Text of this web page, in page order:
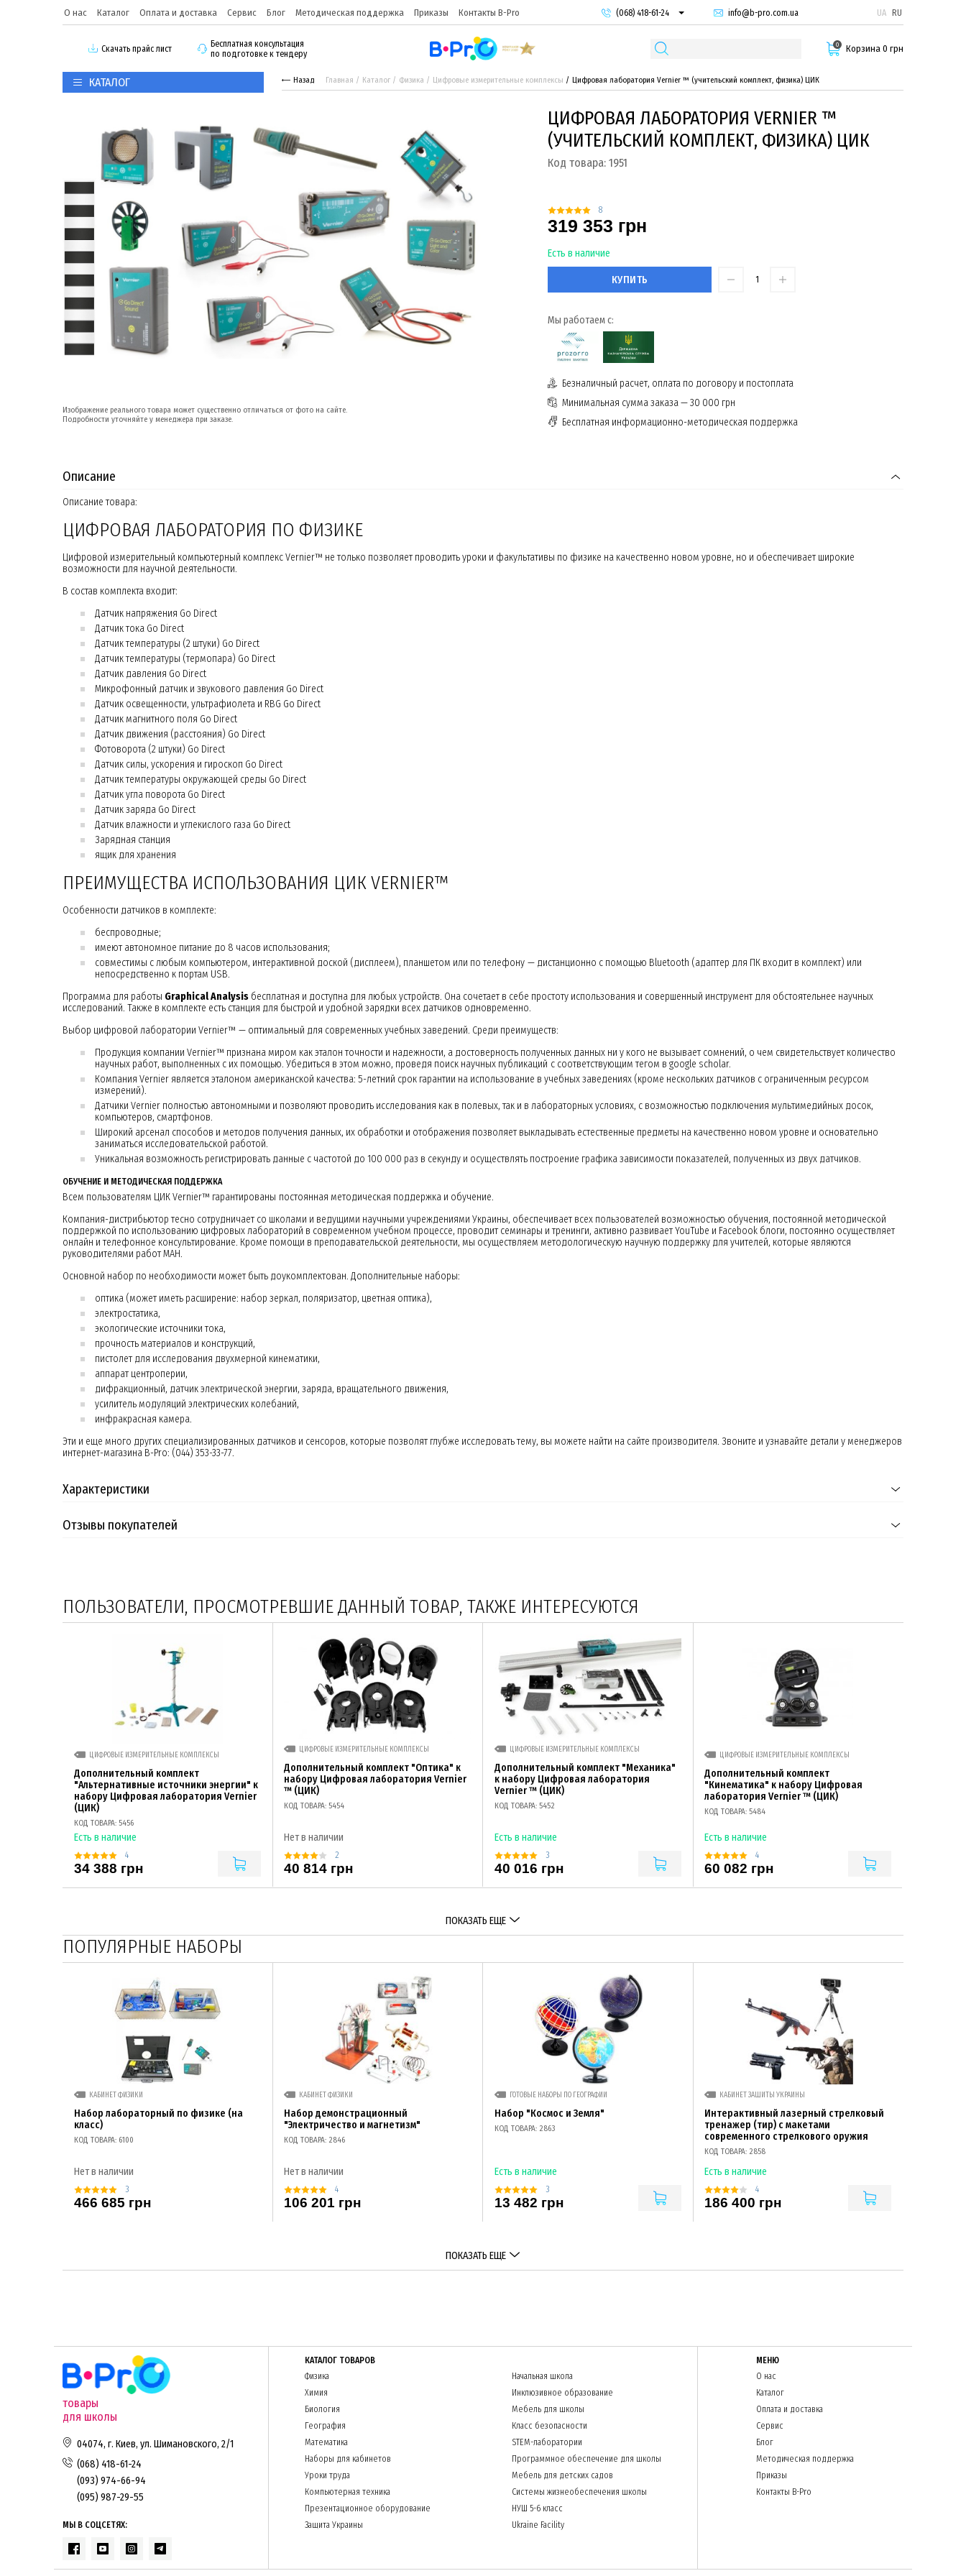
О нас Каталог Оплата и доставка Сервис Блог Методическая поддержка Приказы Контакты B-Pro
(068) 418-61-24
(095) 987-29-55
info@b-pro.com.ua UA RU
Скачать прайс лист
Бесплатная консультация
по подготовке к тендеру
0 Корзина 0 грн
КАТАЛОГ Назад Главная Каталог Физика Цифровые измерительные комплексы Цифровая лаборатория Vernier ™ (учительский комплект, физика) ЦИК
Изображение реального товара может существенно отличаться от фото на сайте.
Подробности уточняйте у менеджера при заказе.
ЦИФРОВАЯ ЛАБОРАТОРИЯ VERNIER ™
(УЧИТЕЛЬСКИЙ КОМПЛЕКТ, ФИЗИКА) ЦИК
Код товара: 1951
8
319 353 грн
Есть в наличие
КУПИТЬ
Мы работаем с:
Безналичный расчет, оплата по договору и постоплата
Минимальная сумма заказа — 30 000 грн
Бесплатная информационно-методическая поддержка
Описание
Описание товара:
ЦИФРОВАЯ ЛАБОРАТОРИЯ ПО ФИЗИКЕ
Цифровой измерительный компьютерный комплекс Vernier™ не только позволяет проводить уроки и факультативы по физике на качественно новом уровне, но и обеспечивает широкие
возможности для научной деятельности.
В состав комплекта входит:
Датчик напряжения Go Direct
Датчик тока Go Direct
Датчик температуры (2 штуки) Go Direct
Датчик температуры (термопара) Go Direct
Датчик давления Go Direct
Микрофонный датчик и звукового давления Go Direct
Датчик освещенности, ультрафиолета и RBG Go Direct
Датчик магнитного поля Go Direct
Датчик движения (расстояния) Go Direct
Фотоворота (2 штуки) Go Direct
Датчик силы, ускорения и гироскоп Go Direct
Датчик температуры окружающей среды Go Direct
Датчик угла поворота Go Direct
Датчик заряда Go Direct
Датчик влажности и углекислого газа Go Direct
Зарядная станция
ящик для хранения
ПРЕИМУЩЕСТВА ИСПОЛЬЗОВАНИЯ ЦИК VERNIER™
Особенности датчиков в комплекте:
беспроводные;
имеют автономное питание до 8 часов использования;
совместимы с любым компьютером, интерактивной доской (дисплеем), планшетом или по телефону — дистанционно с помощью Bluetooth (адаптер для ПК входит в комплект) или
непосредственно к портам USB.
Программа для работы Graphical Analysis бесплатная и доступна для любых устройств. Она сочетает в себе простоту использования и совершенный инструмент для обстоятельнее научных
исследований. Также в комплекте есть станция для быстрой и удобной зарядки всех датчиков одновременно.
Выбор цифровой лаборатории Vernier™ — оптимальный для современных учебных заведений. Среди преимуществ:
Продукция компании Vernier™ признана миром как эталон точности и надежности, а достоверность полученных данных ни у кого не вызывает сомнений, о чем свидетельствует количество
научных работ, выполненных с их помощью. Убедиться в этом можно, проведя поиск научных публикаций с соответствующим тегом в google scholar.
Компания Vernier является эталоном американской качества: 5-летний срок гарантии на использование в учебных заведениях (кроме нескольких датчиков с ограниченным ресурсом
измерений).
Датчики Vernier полностью автономными и позволяют проводить исследования как в полевых, так и в лабораторных условиях, с возможностью подключения мультимедийных досок,
компьютеров, смартфонов.
Широкий арсенал способов и методов получения данных, их обработки и отображения позволяет выкладывать естественные предметы на качественно новом уровне и основательно
заниматься исследовательской работой.
Уникальная возможность регистрировать данные с частотой до 100 000 раз в секунду и осуществлять построение графика зависимости показателей, полученных из двух датчиков.
ОБУЧЕНИЕ И МЕТОДИЧЕСКАЯ ПОДДЕРЖКА
Всем пользователям ЦИК Vernier™ гарантированы постоянная методическая поддержка и обучение.
Компания-дистрибьютор тесно сотрудничает со школами и ведущими научными учреждениями Украины, обеспечивает всех пользователей возможностью обучения, постоянной методической
поддержкой по использованию цифровых лабораторий в современном учебном процессе, проводит семинары и тренинги, активно развивает YouTube и Facebook блоги, постоянно осуществляет
онлайн и телефонное консультирование. Кроме помощи в преподавательской деятельности, мы осуществляем методологическую научную поддержку для учителей, которые являются
руководителями работ МАН.
Основной набор по необходимости может быть доукомплектован. Дополнительные наборы:
оптика (может иметь расширение: набор зеркал, поляризатор, цветная оптика),
электростатика,
экологические источники тока,
прочность материалов и конструкций,
пистолет для исследования двухмерной кинематики,
аппарат центроперии,
дифракционный, датчик электрической энергии, заряда, вращательного движения,
усилитель модуляций электрических колебаний,
инфракрасная камера.
Эти и еще много других специализированных датчиков и сенсоров, которые позволят глубже исследовать тему, вы можете найти на сайте производителя. Звоните и узнавайте детали у менеджеров
интернет-магазина B-Pro: (044) 353-33-77.
Характеристики
Отзывы покупателей
ПОЛЬЗОВАТЕЛИ, ПРОСМОТРЕВШИЕ ДАННЫЙ ТОВАР, ТАКЖЕ ИНТЕРЕСУЮТСЯ
ЦИФРОВЫЕ ИЗМЕРИТЕЛЬНЫЕ КОМПЛЕКСЫ
Дополнительный комплект
"Альтернативные источники энергии" к
набору Цифровая лаборатория Vernier
(ЦИК)
КОД ТОВАРА: 5456
Есть в наличие
4
34 388 грн
ЦИФРОВЫЕ ИЗМЕРИТЕЛЬНЫЕ КОМПЛЕКСЫ
Дополнительный комплект "Оптика" к
набору Цифровая лаборатория Vernier
™ (ЦИК)
КОД ТОВАРА: 5454
Нет в наличии
2
40 814 грн
ЦИФРОВЫЕ ИЗМЕРИТЕЛЬНЫЕ КОМПЛЕКСЫ
Дополнительный комплект "Механика"
к набору Цифровая лаборатория
Vernier ™ (ЦИК)
КОД ТОВАРА: 5452
Есть в наличие
3
40 016 грн
ЦИФРОВЫЕ ИЗМЕРИТЕЛЬНЫЕ КОМПЛЕКСЫ
Дополнительный комплект
"Кинематика" к набору Цифровая
лаборатория Vernier ™ (ЦИК)
КОД ТОВАРА: 5484
Есть в наличие
4
60 082 грн
ПОКАЗАТЬ ЕЩЕ
ПОПУЛЯРНЫЕ НАБОРЫ
КАБИНЕТ ФИЗИКИ
Набор лабораторный по физике (на
класс)
КОД ТОВАРА: 6100
Нет в наличии
3
466 685 грн
КАБИНЕТ ФИЗИКИ
Набор демонстрационный
"Электричество и магнетизм"
КОД ТОВАРА: 2846
Нет в наличии
4
106 201 грн
ГОТОВЫЕ НАБОРЫ ПО ГЕОГРАФИИ
Набор "Космос и Земля"
КОД ТОВАРА: 2863
Есть в наличие
3
13 482 грн
КАБИНЕТ ЗАЩИТЫ УКРАИНЫ
Интерактивный лазерный стрелковый
тренажер (тир) с макетами
современного стрелкового оружия
КОД ТОВАРА: 2858
Есть в наличие
4
186 400 грн
ПОКАЗАТЬ ЕЩЕ
товары
для школы
04074, г. Киев, ул. Шимановского, 2/1
(068) 418-61-24
(093) 974-66-94
(095) 987-29-55
МЫ В СОЦСЕТЯХ:
КАТАЛОГ ТОВАРОВ
Физика
Химия
Биология
География
Математика
Наборы для кабинетов
Уроки труда
Компьютерная техника
Презентационное оборудование
Защита Украины
Начальная школа
Инклюзивное образование
Мебель для школы
Класс безопасности
STEM-лаборатории
Программное обеспечение для школы
Мебель для детских садов
Системы жизнеобеспечения школы
НУШ 5-6 класс
Ukraine Facility
МЕНЮ
О нас
Каталог
Оплата и доставка
Сервис
Блог
Методическая поддержка
Приказы
Контакты B-Pro